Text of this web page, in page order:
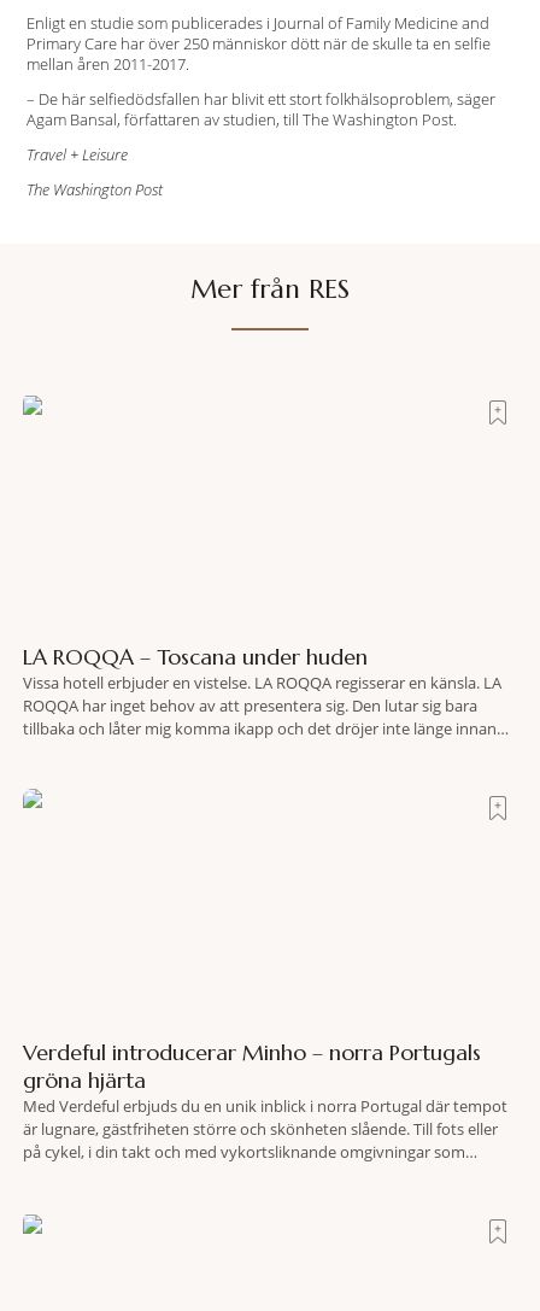
Enligt en studie som publicerades i Journal of Family Medicine and
Primary Care har över 250 människor dött när de skulle ta en selfie
mellan åren 2011-2017.
– De här selfiedödsfallen har blivit ett stort folkhälsoproblem, säger
Agam Bansal, författaren av studien, till The Washington Post.
Travel + Leisure
The Washington Post
Mer från RES
LA ROQQA – Toscana under huden
Vissa hotell erbjuder en vistelse. LA ROQQA regisserar en känsla. LA
ROQQA har inget behov av att presentera sig. Den lutar sig bara
tillbaka och låter mig komma ikapp och det dröjer inte länge innan
Verdeful introducerar Minho – norra Portugals
gröna hjärta
Med Verdeful erbjuds du en unik inblick i norra Portugal där tempot
är lugnare, gästfriheten större och skönheten slående. Till fots eller
på cykel, i din takt och med vykortsliknande omgivningar som
travel när det